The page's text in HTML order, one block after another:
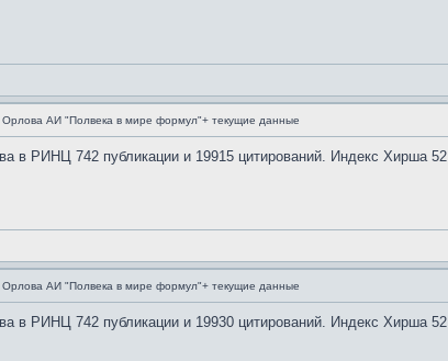
Орлова АИ "Полвека в мире формул"+ текущие данные
в РИНЦ 742 публикации и 19915 цитирований. Индекс Хирша 52
Орлова АИ "Полвека в мире формул"+ текущие данные
в РИНЦ 742 публикации и 19930 цитирований. Индекс Хирша 52